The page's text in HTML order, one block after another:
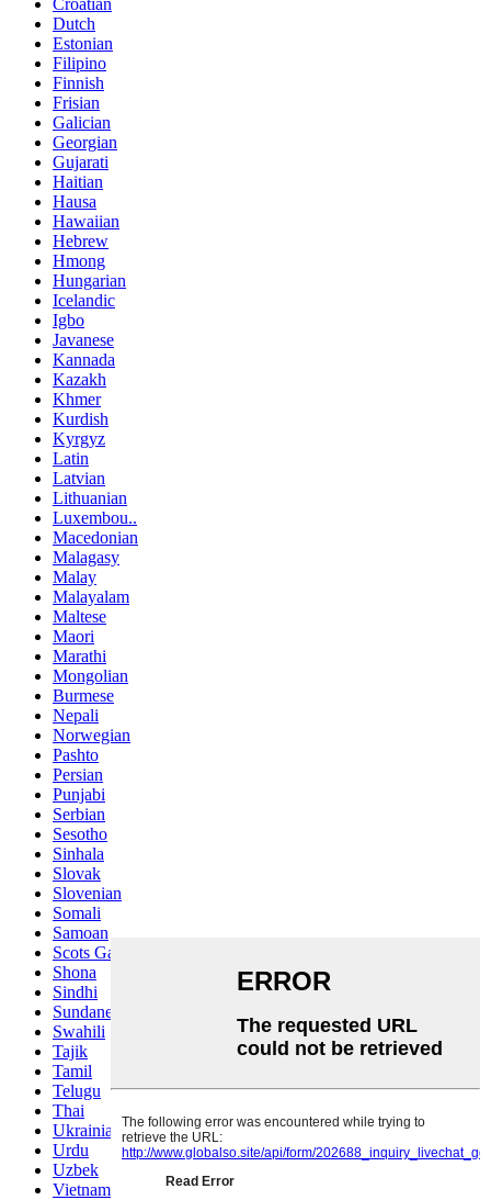
Croatian
Dutch
Estonian
Filipino
Finnish
Frisian
Galician
Georgian
Gujarati
Haitian
Hausa
Hawaiian
Hebrew
Hmong
Hungarian
Icelandic
Igbo
Javanese
Kannada
Kazakh
Khmer
Kurdish
Kyrgyz
Latin
Latvian
Lithuanian
Luxembou..
Macedonian
Malagasy
Malay
Malayalam
Maltese
Maori
Marathi
Mongolian
Burmese
Nepali
Norwegian
Pashto
Persian
Punjabi
Serbian
Sesotho
Sinhala
Slovak
Slovenian
Somali
Samoan
Scots Gaelic
Shona
Sindhi
Sundanese
Swahili
Tajik
Tamil
Telugu
Thai
Ukrainian
Urdu
Uzbek
Vietnamese